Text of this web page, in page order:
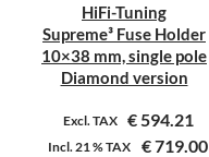
HiFi-Tuning
Supreme³ Fuse Holder
10×38 mm, single pole
Diamond version
Excl. TAX €594.21
Incl.21 %TAX €719.00